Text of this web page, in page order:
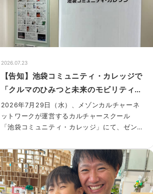
2026.07.23
【告知】池袋コミュニティ・カレッジで
「クルマのひみつと未来のモビリティ」
を実施します！
2026年7月29日（水）、メゾンカルチャーネ
ットワークが運営するカルチャースクール
「池袋コミュニティ・カレッジ」にて、ゼン
施します。